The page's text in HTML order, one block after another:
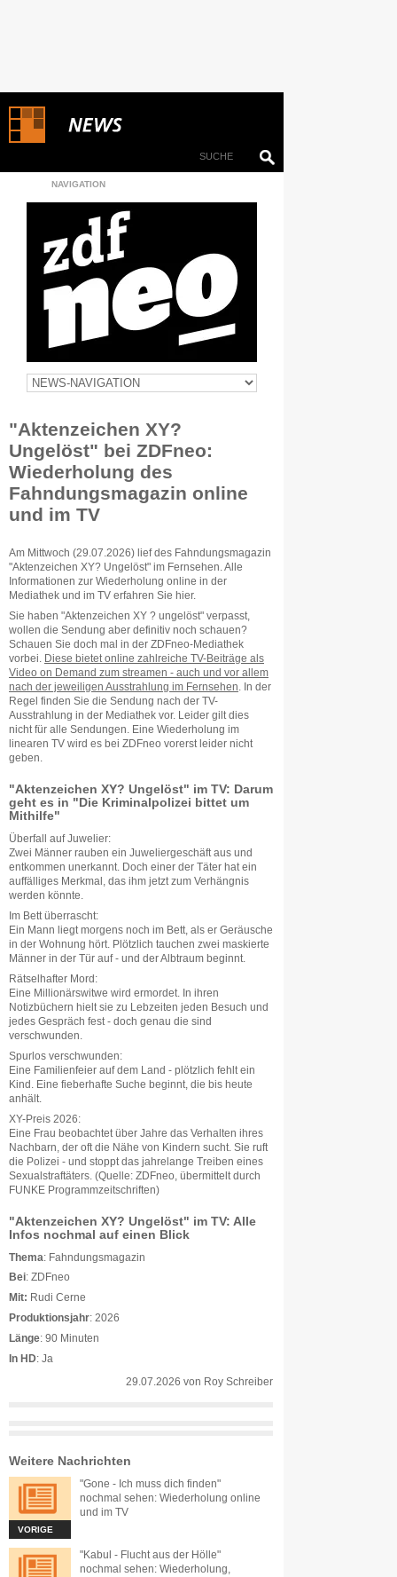
NAVIGATION
"Aktenzeichen XY?
Ungelöst" bei ZDFneo:
Wiederholung des
Fahndungsmagazin online
und im TV
Am Mittwoch (29.07.2026) lief des Fahndungsmagazin
"Aktenzeichen XY? Ungelöst" im Fernsehen. Alle
Informationen zur Wiederholung online in der
Mediathek und im TV erfahren Sie hier.
Sie haben "Aktenzeichen XY ? ungelöst" verpasst,
wollen die Sendung aber definitiv noch schauen?
Schauen Sie doch mal in der ZDFneo-Mediathek
vorbei.
Diese bietet online zahlreiche TV-Beiträge als
Video on Demand zum streamen - auch und vor allem
nach der jeweiligen Ausstrahlung im Fernsehen . In der
Regel finden Sie die Sendung nach der TV-
Ausstrahlung in der Mediathek vor. Leider gilt dies
nicht für alle Sendungen. Eine Wiederholung im
linearen TV wird es bei ZDFneo vorerst leider nicht
geben.
"Aktenzeichen XY? Ungelöst" im TV: Darum
geht es in "Die Kriminalpolizei bittet um
Mithilfe"
Überfall auf Juwelier:
Zwei Männer rauben ein Juweliergeschäft aus und
entkommen unerkannt. Doch einer der Täter hat ein
auffälliges Merkmal, das ihm jetzt zum Verhängnis
werden könnte.
Im Bett überrascht:
Ein Mann liegt morgens noch im Bett, als er Geräusche
in der Wohnung hört. Plötzlich tauchen zwei maskierte
Männer in der Tür auf - und der Albtraum beginnt.
Rätselhafter Mord:
Eine Millionärswitwe wird ermordet. In ihren
Notizbüchern hielt sie zu Lebzeiten jeden Besuch und
jedes Gespräch fest - doch genau die sind
verschwunden.
Spurlos verschwunden:
Eine Familienfeier auf dem Land - plötzlich fehlt ein
Kind. Eine fieberhafte Suche beginnt, die bis heute
anhält.
XY-Preis 2026:
Eine Frau beobachtet über Jahre das Verhalten ihres
Nachbarn, der oft die Nähe von Kindern sucht. Sie ruft
die Polizei - und stoppt das jahrelange Treiben eines
Sexualstraftäters. (Quelle: ZDFneo, übermittelt durch
FUNKE Programmzeitschriften)
"Aktenzeichen XY? Ungelöst" im TV: Alle
Infos nochmal auf einen Blick
Thema: Fahndungsmagazin
Bei: ZDFneo
Mit: Rudi Cerne
Produktionsjahr: 2026
Länge: 90 Minuten
In HD: Ja
29.07.2026 von Roy Schreiber
Weitere Nachrichten
VORIGE
"Gone - Ich muss dich finden"
nochmal sehen: Wiederholung online
und im TV
"Kabul - Flucht aus der Hölle"
nochmal sehen: Wiederholung,